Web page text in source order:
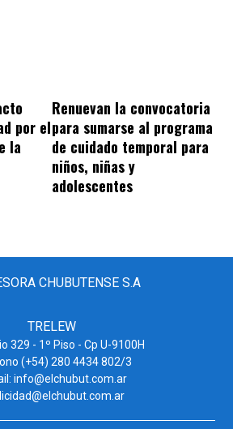
por el
la
Renuevan la convocatoria
para sumarse al programa
de cuidado temporal para
niños, niñas y
adolescentes
CHUBUTENSE S.A
TRELEW
329 - 1º Piso - Cp U-9100H
(+54) 280 4434 802/3
info@elchubut.com.ar